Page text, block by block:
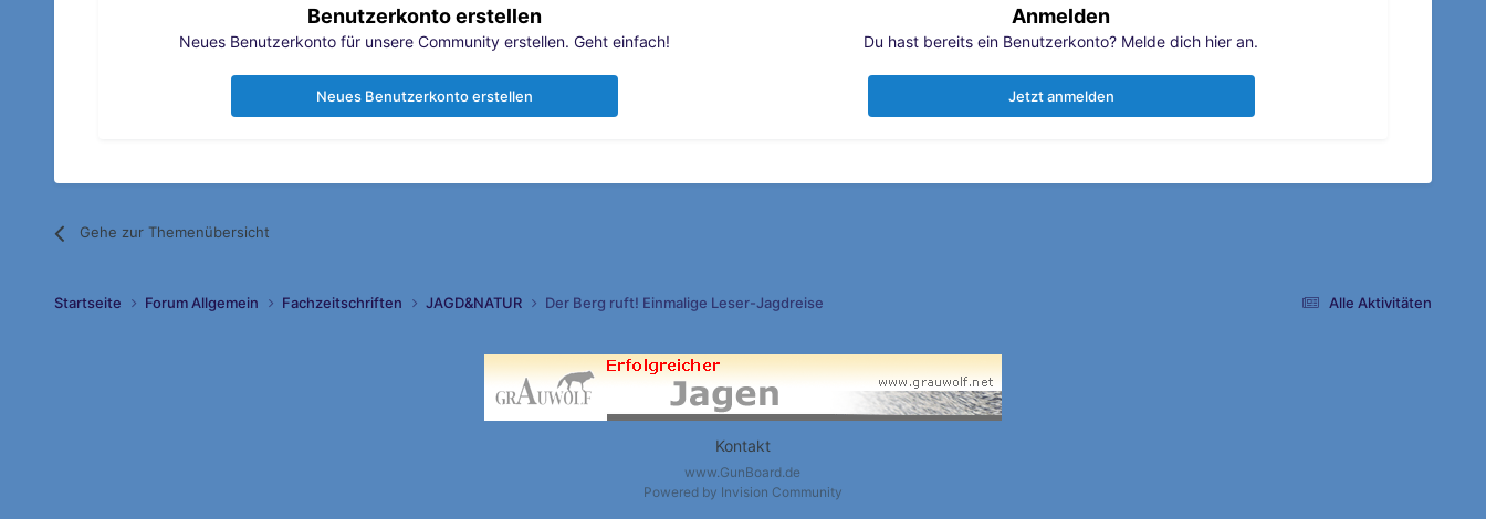
Benutzerkonto erstellen
Neues Benutzerkonto für unsere Community erstellen. Geht einfach!
Neues Benutzerkonto erstellen
Anmelden
Du hast bereits ein Benutzerkonto? Melde dich hier an.
Jetzt anmelden
Gehe zur Themenübersicht
Alle Aktivitäten
Startseite Forum Allgemein Fachzeitschriften JAGD&NATUR Der Berg ruft! Einmalige Leser-Jagdreise
Kontakt
www.GunBoard.de
Powered by Invision Community